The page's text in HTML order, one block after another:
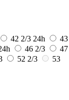
42 2/3 24h
43
46 2/3
47
52 2/3
53